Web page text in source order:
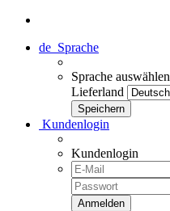
de Sprache
Sprache auswählen
Lieferland
Kundenlogin
Kundenlogin